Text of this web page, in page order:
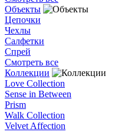
Объекты
Цепочки
Чехлы
Салфетки
Спрей
Смотреть все
Коллекции
Love Collection
Sense in Between
Prism
Walk Collection
Velvet Affection